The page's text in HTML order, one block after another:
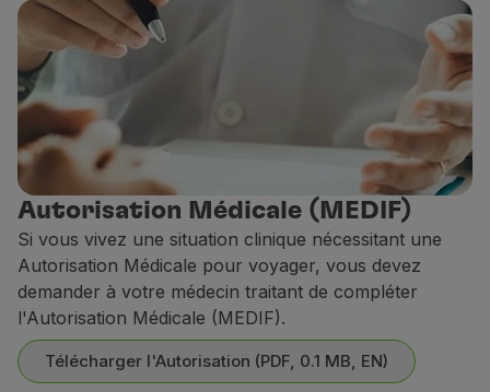
Autorisation Médicale (MEDIF)
Si vous vivez une situation clinique nécessitant une
Autorisation Médicale pour voyager, vous devez
demander à votre médecin traitant de compléter
l'Autorisation Médicale (MEDIF).
Télécharger l'Autorisation (PDF, 0.1 MB, EN)